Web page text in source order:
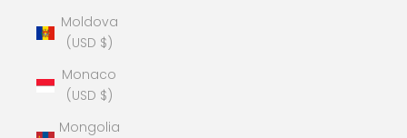
Moldova
(USD $)
Monaco
(USD $)
Mongolia